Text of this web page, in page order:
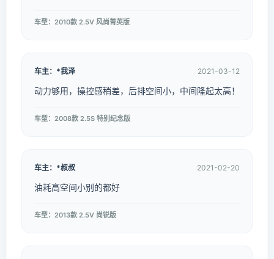
车型：2010款 2.5V 风尚菁英版
车主：*我泽 2021-03-12
动力够用，操控感稍差，后排空间小，中间隆起太高！
车型：2008款 2.5S 特别纪念版
车主：*叔叔 2021-02-20
油耗高空间小别的都好
车型：2013款 2.5V 尚锐版